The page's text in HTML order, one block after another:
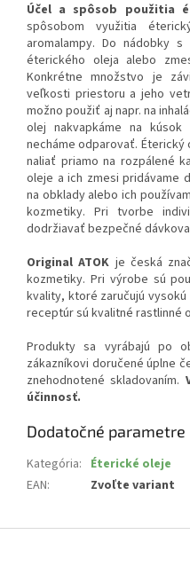
Účel a spôsob použitia
spôsobom využitia
aromalampy. Do nádobky
éterického oleja alebo
Konkrétne množstvo je
veľkosti priestoru a jeho
možno použiť aj napr. na
olej nakvapkáme na
necháme odparovať.
naliať priamo na rozpálené
oleje a ich zmesi pridávame
na obklady alebo ich
kozmetiky. Pri tvorbe
dodržiavať bezpečné
Original ATOK je česká
kozmetiky. Pri výrobe sú
kvality, ktoré zaručujú
receptúr sú kvalitné rastlinné
Produkty sa vyrábajú po
zákazníkovi doručené úplne
znehodnotené skladovaním.
účinnosť.
Dodatočné parametre
Kategória: Éterické oleje
EAN: Zvoľte variant